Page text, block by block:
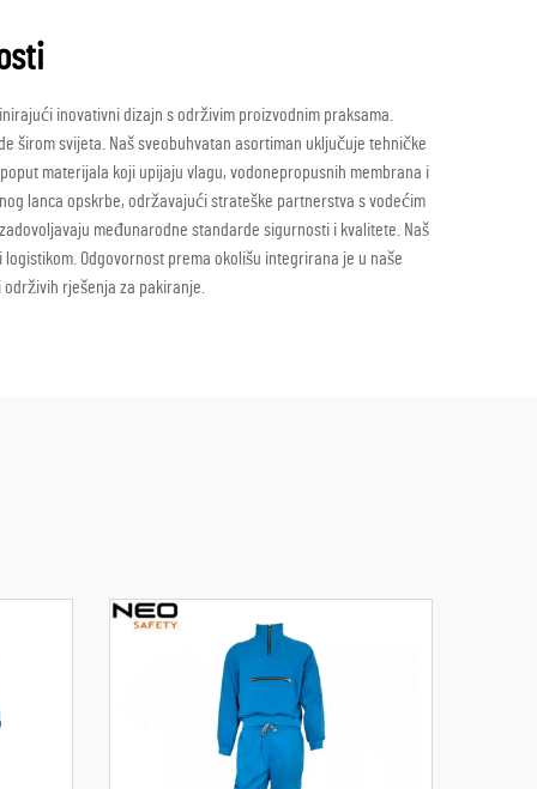
inovativni dizajn s održivim proizvodnim praksama.
širom svijeta. Naš sveobuhvatan asortiman uključuje tehničke
materijala koji upijaju vlagu, vodonepropusnih membrana i
lanca opskrbe, održavajući strateške partnerstva s vodećim
međunarodne standarde sigurnosti i kvalitete. Naš
Odgovornost prema okolišu integrirana je u naše
rješenja za pakiranje.